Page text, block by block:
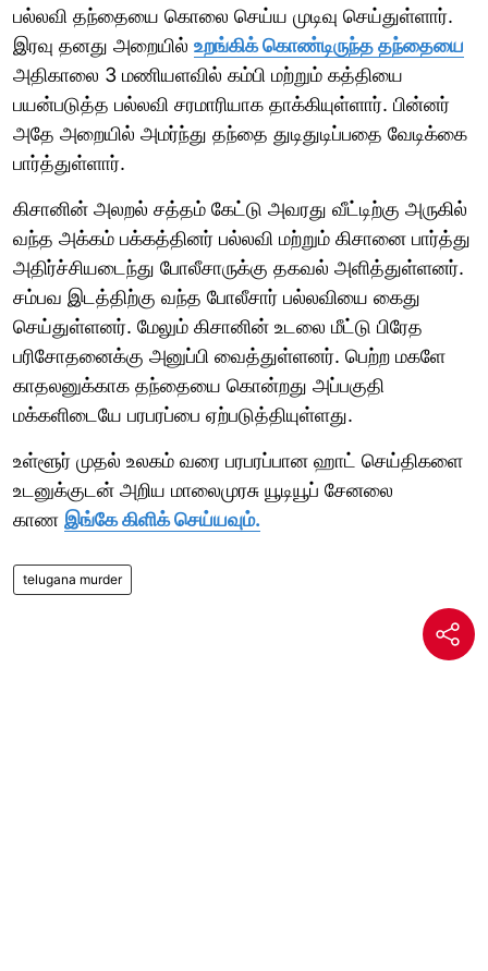
பல்லவி தந்தையை கொலை செய்ய முடிவு செய்துள்ளார்.
இரவு தனது அறையில் உறங்கிக் கொண்டிருந்த தந்தையை
அதிகாலை 3 மணியளவில் கம்பி மற்றும் கத்தியை
பயன்படுத்த பல்லவி சரமாரியாக தாக்கியுள்ளார். பின்னர்
அதே அறையில் அமர்ந்து தந்தை துடிதுடிப்பதை வேடிக்கை
பார்த்துள்ளார்.
கிசானின் அலறல் சத்தம் கேட்டு அவரது வீட்டிற்கு அருகில்
வந்த அக்கம் பக்கத்தினர் பல்லவி மற்றும் கிசானை பார்த்து
அதிர்ச்சியடைந்து போலீசாருக்கு தகவல் அளித்துள்ளனர்.
சம்பவ இடத்திற்கு வந்த போலீசார் பல்லவியை கைது
செய்துள்ளனர். மேலும் கிசானின் உடலை மீட்டு பிரேத
பரிசோதனைக்கு அனுப்பி வைத்துள்ளனர். பெற்ற மகளே
காதலனுக்காக தந்தையை கொன்றது அப்பகுதி
மக்களிடையே பரபரப்பை ஏற்படுத்தியுள்ளது.
உள்ளூர் முதல் உலகம் வரை பரபரப்பான ஹாட் செய்திகளை
உடனுக்குடன் அறிய மாலைமுரசு யூடியூப் சேனலை
காண இங்கே கிளிக் செய்யவும்.
telugana murder